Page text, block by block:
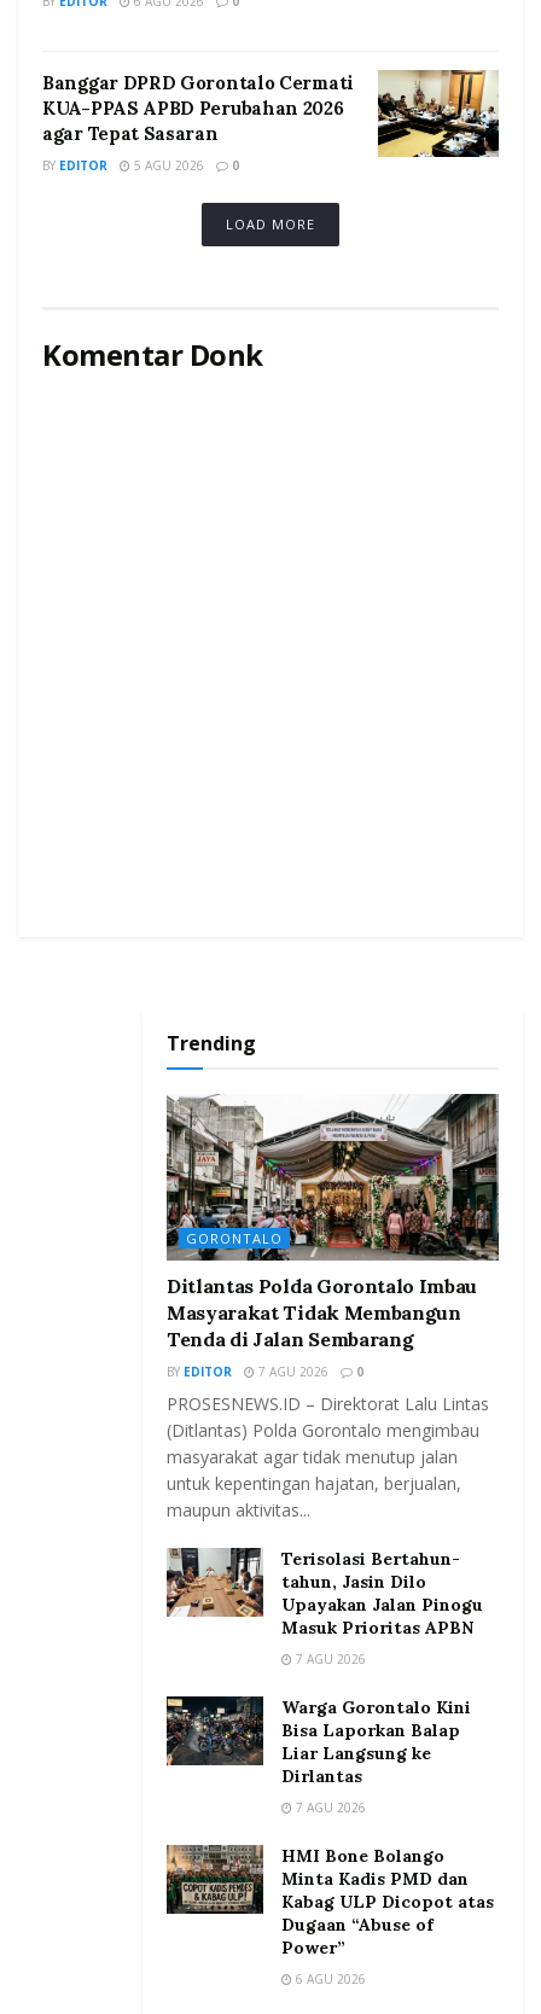
Banggar DPRD Gorontalo Cermati
KUA-PPAS APBD Perubahan 2026
agar Tepat Sasaran
BY EDITOR 5 AGU 2026 0
LOAD MORE
Komentar Donk
Trending
GORONTALO
Ditlantas Polda Gorontalo Imbau
Masyarakat Tidak Membangun
Tenda di Jalan Sembarang
BY EDITOR 7 AGU 2026 0
PROSESNEWS.ID – Direktorat Lalu Lintas
(Ditlantas) Polda Gorontalo mengimbau
masyarakat agar tidak menutup jalan
untuk kepentingan hajatan, berjualan,
maupun aktivitas...
Terisolasi Bertahun-
tahun, Jasin Dilo
Upayakan Jalan Pinogu
Masuk Prioritas APBN
7 AGU 2026
Warga Gorontalo Kini
Bisa Laporkan Balap
Liar Langsung ke
Dirlantas
7 AGU 2026
HMI Bone Bolango
Minta Kadis PMD dan
Kabag ULP Dicopot atas
Dugaan “Abuse of
Power”
6 AGU 2026